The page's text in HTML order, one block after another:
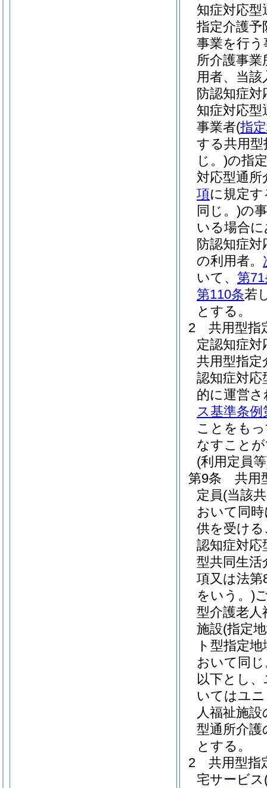
知症対応
指定介護予
事業を行う
所介護事
用者、当
防認知症
知症対応型
事業者(指
する共用型
じ。)の指
対応型通所
項に規定
同じ。)の
いる場合
防認知症
の利用者。
いて、 第
第110条若
とする。
2
共用型指
定認知症
共用型指定
認知症対
的に運営
ス基準条例
ことをも
なすこと
(利用定員
第9条
共用
定員(当該
おいて同
供を受け
認知症対応
型共同生活
項又は法
をいう。)
型介護老人
施設(指定
ト型指定
おいて同じ
以下とし
いてはユ
人福祉施
型通所介
とする。
2
共用型指
宅サービス